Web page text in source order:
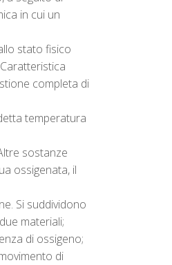
in cui un
stato fisico
completa di
temperatura
sostanze
ossigenata, il
Si suddividono
materiali;
di ossigeno;
di